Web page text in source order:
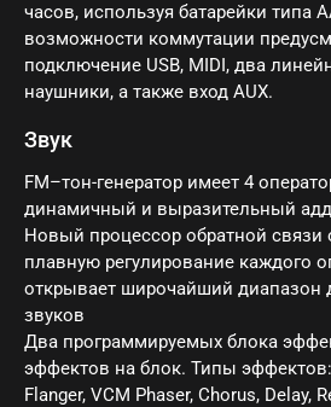
часов, используя батарейки типа
возможности коммутации
подключение USB, MIDI, два
наушники, а также вход AUX.
Звук
FM–тон-генератор имеет 4
динамичный и выразительный
Новый процессор обратной связи
плавную регулирование каждого
открывает широчайший диапазон
звуков
Два программируемых блока
эффектов на блок. Типы эффектов:
Flanger, VCM Phaser, Chorus, Delay,